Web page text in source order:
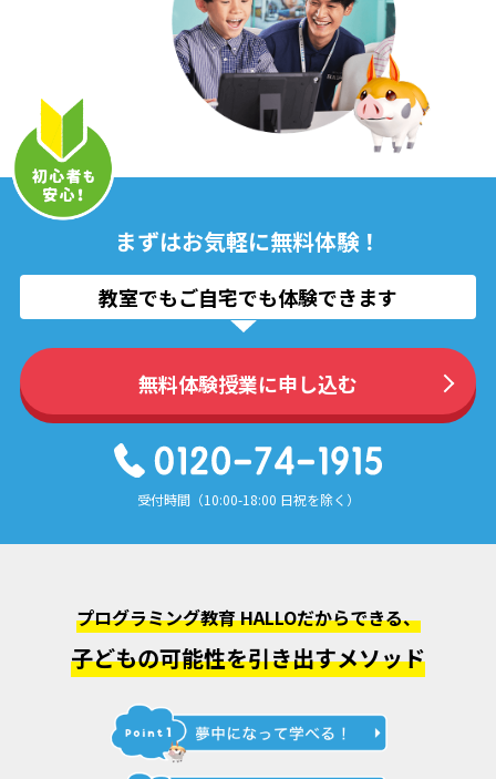
まずはお気軽に無料体験！
教室でもご自宅でも体験できます
無料体験授業に申し込む
受付時間（10:00-18:00 日祝を除く）
プログラミング教育 HALLOだからできる、
子どもの可能性を引き出すメソッド